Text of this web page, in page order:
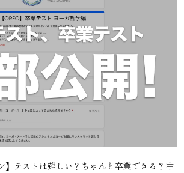
】テストは難しい？ちゃんと卒業できる？中